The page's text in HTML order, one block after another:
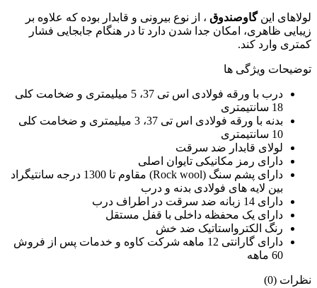
لولاهای اینگاوصندوق ، از نوع بیرونی و قابدار بوده که علاوه بر
زیبایی ظاهری، امکان جدا شدن دارد تا در هنگام جابجایی فشار
کمتری وارد کند.
توضیحات ویژگی ها
درب با ورقه فولادی اس تی 37، 5 میلیمتری و ضخامت کلی
18 سانتیمتری
بدنه با ورقه فولادی اس تی 37، 3 میلیمتری و ضخامت کلی
10 سانتیمتری
لولای قابدار ضد سرقت
دارای رمز مکانیکی تایوان اصلی
دارای پشم سنگ (Rock wool) مقاوم تا 1300 درجه سانتیگراد
بین لایه های فولادی بدنه و درب
دارای 14 زبانه ضد سرقت در اطراف درب
دارای یک محفظه داخلی با قفل مستقل
رنگ الکترواستاتیک ضد خش
دارای گارانتی 12 ماهه شرکت کاوه و خدمات پس از فروش
60 ماهه
نظرات (0)